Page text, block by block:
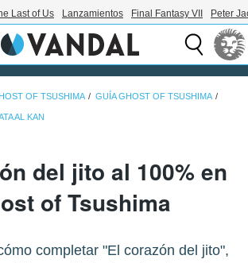
Last of Us Lanzamientos Final Fantasy VII Peter
OF TSUSHIMA GUÍA GHOST OF TSUSHIMA
AL KAN
del jito al 100% en
of Tsushima
completar "El corazón del jito",